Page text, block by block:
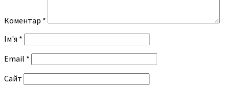
Коментар *
Ім'я *
Email *
Сайт